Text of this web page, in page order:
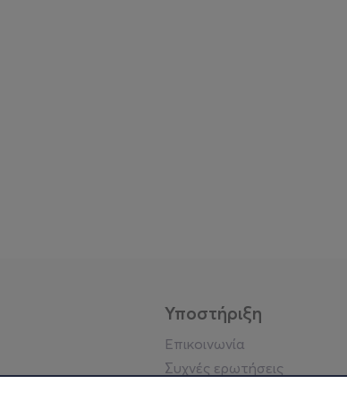
Υποστήριξη
Επικοινωνία
Συχνές ερωτήσεις